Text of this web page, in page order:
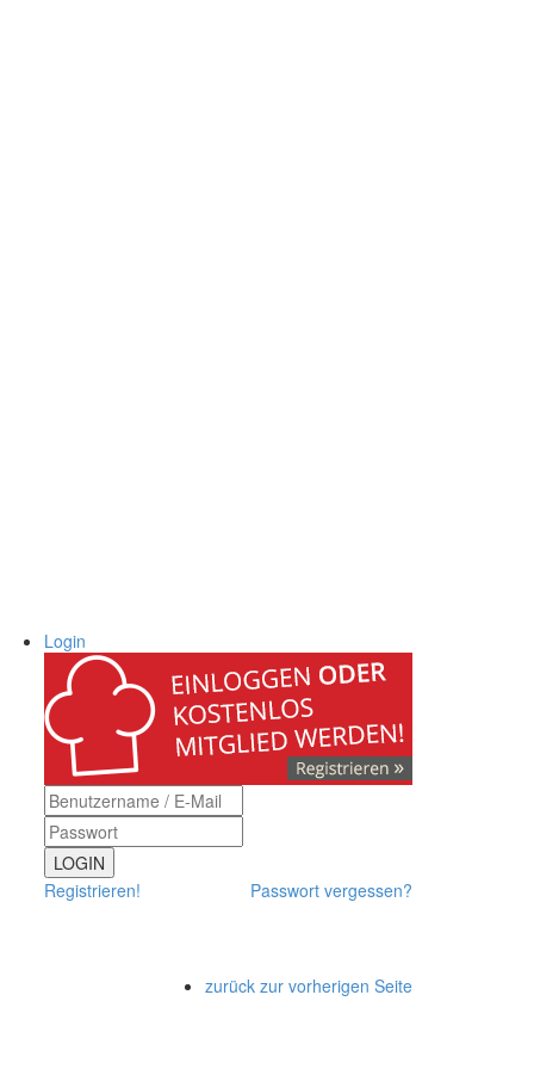
Login
LOGIN
Registrieren!
Passwort vergessen?
zurück zur vorherigen Seite